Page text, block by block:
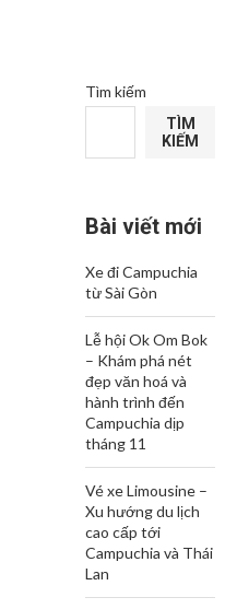
Tìm kiếm
TÌM
KIẾM
Bài viết mới
Xe đi Campuchia
từ Sài Gòn
Lễ hội Ok Om Bok
– Khám phá nét
đẹp văn hoá và
hành trình đến
Campuchia dịp
tháng 11
Vé xe Limousine –
Xu hướng du lịch
cao cấp tới
Campuchia và Thái
Lan